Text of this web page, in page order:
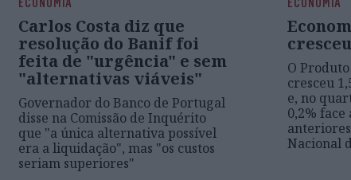
Carlos Costa diz que
resolução do Banif foi
feita de "urgência" e sem
"alternativas viáveis"
Governador do Banco de Portugal
disse na Comissão de Inquérito
que "a única alternativa possível
era a liquidação", mas "os custos
seriam superiores"
O
cresceu
e, no
0,2% face
Nacional